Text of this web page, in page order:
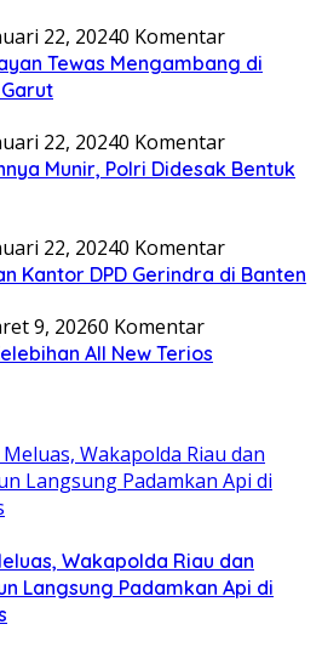
22, 20240 Komentar
Tewas Mengambang di
22, 20240 Komentar
Munir, Polri Didesak Bentuk
22, 20240 Komentar
Kantor DPD Gerindra di Banten
9, 20260 Komentar
All New Terios
Wakapolda Riau dan
Langsung Padamkan Api di